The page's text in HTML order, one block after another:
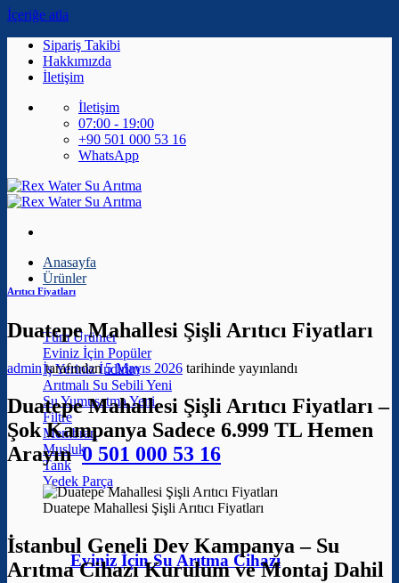
İçeriğe atla
Sipariş Takibi
Hakkımızda
İletişim
İletişim
07:00 - 19:00
+90 501 000 53 16
WhatsApp
Anasayfa
Ürünler
Tüm Ürünler
Eviniz İçin
İş Yeriniz
Arıtmalı Su Sebili
Su Yumuşatma
Filtre
Membran
Musluk
Tank
Yedek Parça
Eviniz İçin Su Arıtma Cihazı
Arıtıcı Fiyatları
Duatepe Mahallesi Şişli Arıtıcı Fiyatları
admintarafından 5 Mayıs 2026 tarihinde yayınlandı
Duatepe Mahallesi Şişli Arıtıcı Fiyatları –
Şok Kampanya Sadece 6.999 TL Hemen
Arayın0 501 000 53 16
Duatepe Mahallesi Şişli Arıtıcı Fiyatları
İstanbul Geneli Dev Kampanya – Su
Arıtma Cihazı Kurulum ve Montaj Dahil